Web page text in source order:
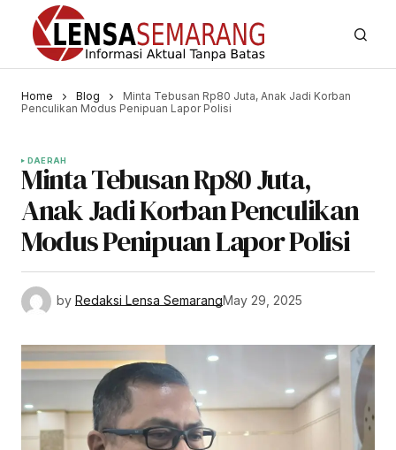
Home Blog
Minta Tebusan Rp80 Juta, Anak Jadi Korban
Penculikan Modus Penipuan Lapor Polisi
DAERAH
Minta Tebusan Rp80 Juta,
Anak Jadi Korban Penculikan
Modus Penipuan Lapor Polisi
by Redaksi Lensa SemarangMay 29, 2025